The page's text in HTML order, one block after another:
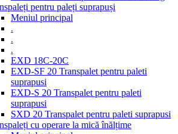
pentru paleți suprapuși
Meniul principal
.
.
.
EXD 18C-20C
EXD-SF 20 Transpalet pentru paleti
suprapusi
EXD-S 20 Transpalet pentru paleti
suprapusi
SXD 20 Transpalet pentru paleti suprapusi
cu operare la mică înălțime